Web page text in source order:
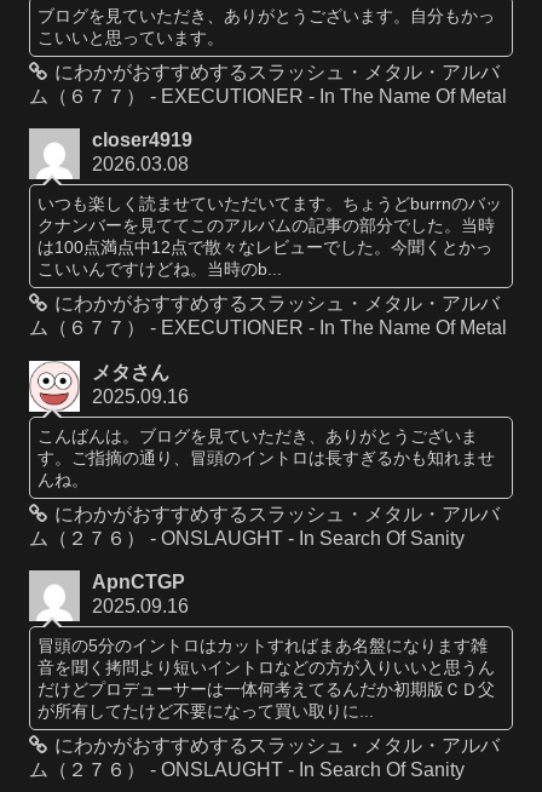
ブログを見ていただき、ありがとうございます。自分もかっ
こいいと思っています。
にわかがおすすめするスラッシュ・メタル・アルバ
ム（６７７） - EXECUTIONER - In The Name Of Metal
closer4919
2026.03.08
いつも楽しく読ませていただいてます。ちょうどburrnのバッ
クナンバーを見ててこのアルバムの記事の部分でした。当時
は100点満点中12点で散々なレビューでした。今聞くとかっ
こいいんですけどね。当時のb...
にわかがおすすめするスラッシュ・メタル・アルバ
ム（６７７） - EXECUTIONER - In The Name Of Metal
メタさん
2025.09.16
こんばんは。ブログを見ていただき、ありがとうございま
す。ご指摘の通り、冒頭のイントロは長すぎるかも知れませ
んね。
にわかがおすすめするスラッシュ・メタル・アルバ
ム（２７６） - ONSLAUGHT - In Search Of Sanity
ApnCTGP
2025.09.16
冒頭の5分のイントロはカットすればまあ名盤になります雑
音を聞く拷問より短いイントロなどの方が入りいいと思うん
だけどプロデューサーは一体何考えてるんだか初期版ＣＤ父
が所有してたけど不要になって買い取りに...
にわかがおすすめするスラッシュ・メタル・アルバ
ム（２７６） - ONSLAUGHT - In Search Of Sanity